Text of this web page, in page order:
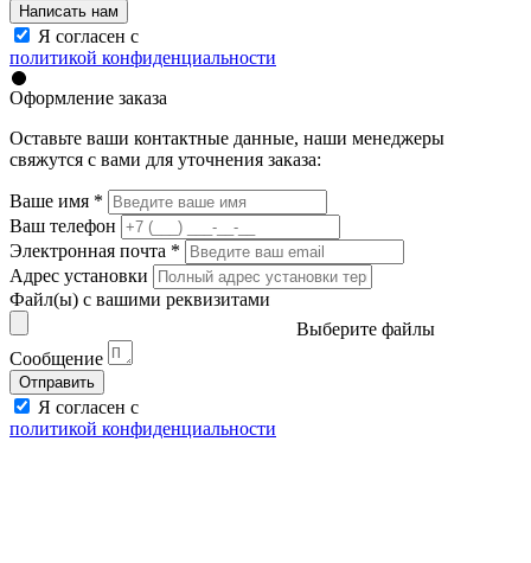
Написать нам
Я согласен с
политикой конфиденциальности
Оформление заказа
Оставьте ваши контактные данные, наши менеджеры
свяжутся с вами для уточнения заказа:
Ваше имя *
Ваш телефон
Электронная почта *
Адрес установки
Файл(ы) с вашими реквизитами
Выберите файлы
Сообщение
Отправить
Я согласен с
политикой конфиденциальности